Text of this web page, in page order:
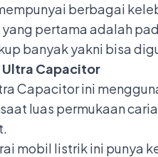
berbagai
pertama adalah
banyak yakni bisa
Ultra Capacitor
Capacitor ini
luas permukaan
mobil listrik ini punya